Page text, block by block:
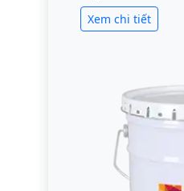
Xem chi tiết